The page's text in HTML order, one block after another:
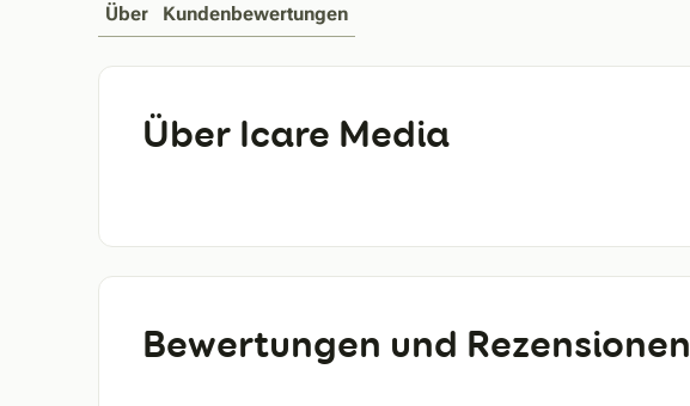
Über Kundenbewertungen
Über Icare Media
Bewertungen und Rezensionen